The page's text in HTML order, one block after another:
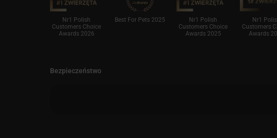
Nr1 Polish
Customers Choice
Awards 2026
Best For Pets 2025
Nr1 Polish
Customers Choice
Awards 2025
Nr1
Customers
Awards
Bezpieczeństwo